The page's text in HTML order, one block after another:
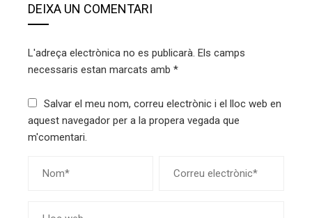
DEIXA UN COMENTARI
L'adreça electrònica no es publicarà. Els camps
necessaris estan marcats amb *
Salvar el meu nom, correu electrònic i el lloc web en
aquest navegador per a la propera vegada que
m'comentari.